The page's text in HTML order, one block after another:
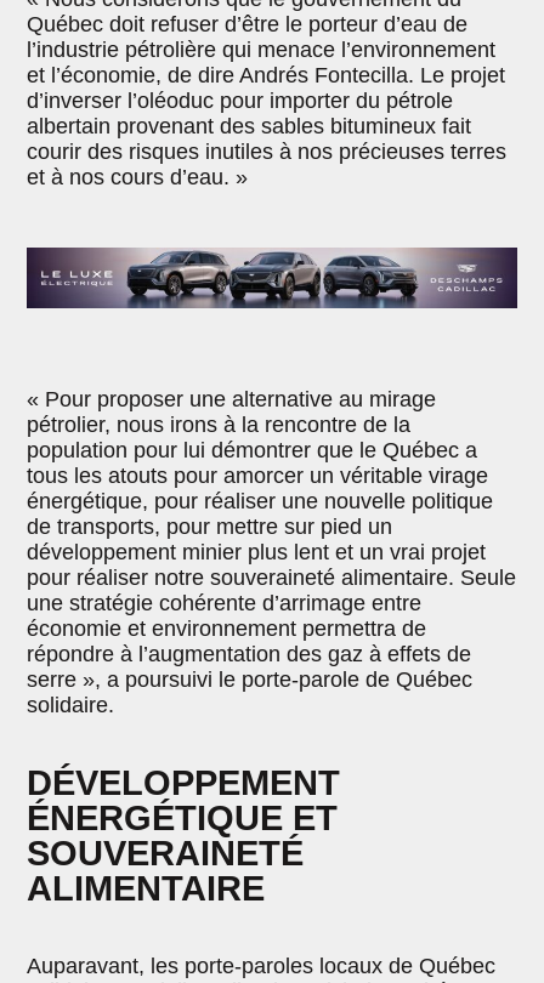
Québec doit refuser d’être le porteur d’eau de
l’industrie pétrolière qui menace l’environnement
et l’économie, de dire Andrés Fontecilla. Le projet
d’inverser l’oléoduc pour importer du pétrole
albertain provenant des sables bitumineux fait
courir des risques inutiles à nos précieuses terres
et à nos cours d’eau. »
« Pour proposer une alternative au mirage
pétrolier, nous irons à la rencontre de la
population pour lui démontrer que le Québec a
tous les atouts pour amorcer un véritable virage
énergétique, pour réaliser une nouvelle politique
de transports, pour mettre sur pied un
développement minier plus lent et un vrai projet
pour réaliser notre souveraineté alimentaire. Seule
une stratégie cohérente d’arrimage entre
économie et environnement permettra de
répondre à l’augmentation des gaz à effets de
serre », a poursuivi le porte-parole de Québec
solidaire.
DÉVELOPPEMENT
ÉNERGÉTIQUE ET
SOUVERAINETÉ
ALIMENTAIRE
Auparavant, les porte-paroles locaux de Québec